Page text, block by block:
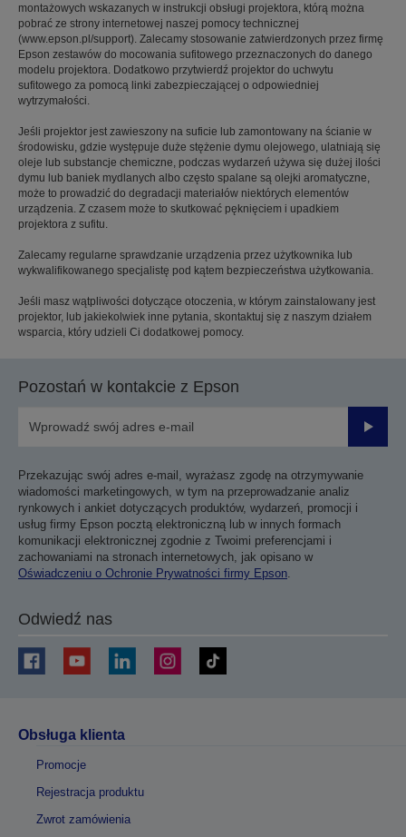
montażowych wskazanych w instrukcji obsługi projektora, którą można
pobrać ze strony internetowej naszej pomocy technicznej
(www.epson.pl/support). Zalecamy stosowanie zatwierdzonych przez firmę
Epson zestawów do mocowania sufitowego przeznaczonych do danego
modelu projektora. Dodatkowo przytwierdź projektor do uchwytu
sufitowego za pomocą linki zabezpieczającej o odpowiedniej
wytrzymałości.
Jeśli projektor jest zawieszony na suficie lub zamontowany na ścianie w
środowisku, gdzie występuje duże stężenie dymu olejowego, ulatniają się
oleje lub substancje chemiczne, podczas wydarzeń używa się dużej ilości
dymu lub baniek mydlanych albo często spalane są olejki aromatyczne,
może to prowadzić do degradacji materiałów niektórych elementów
urządzenia. Z czasem może to skutkować pęknięciem i upadkiem
projektora z sufitu.
Zalecamy regularne sprawdzanie urządzenia przez użytkownika lub
wykwalifikowanego specjalistę pod kątem bezpieczeństwa użytkowania.
Jeśli masz wątpliwości dotyczące otoczenia, w którym zainstalowany jest
projektor, lub jakiekolwiek inne pytania, skontaktuj się z naszym działem
wsparcia, który udzieli Ci dodatkowej pomocy.
Pozostań w kontakcie z Epson
Przekazując swój adres e-mail, wyrażasz zgodę na otrzymywanie
wiadomości marketingowych, w tym na przeprowadzanie analiz
rynkowych i ankiet dotyczących produktów, wydarzeń, promocji i
usług firmy Epson pocztą elektroniczną lub w innych formach
komunikacji elektronicznej zgodnie z Twoimi preferencjami i
zachowaniami na stronach internetowych, jak opisano w
Oświadczeniu o Ochronie Prywatności firmy Epson
Odwiedź nas
Obsługa klienta
Promocje
Rejestracja produktu
Zwrot zamówienia